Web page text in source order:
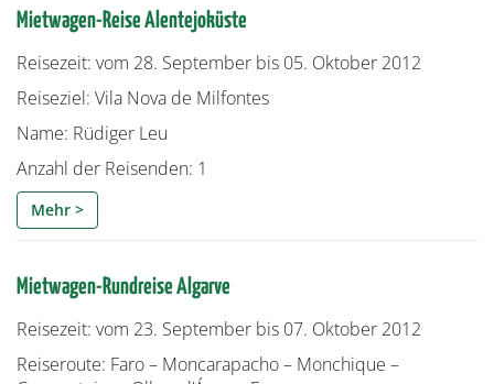
Mietwagen-Reise Alentejoküste
Reisezeit: vom 28. September bis 05. Oktober 2012
Reiseziel: Vila Nova de Milfontes
Name: Rüdiger Leu
Anzahl der Reisenden: 1
Mehr >
Mietwagen-Rundreise Algarve
Reisezeit: vom 23. September bis 07. Oktober 2012
Reiseroute: Faro – Moncarapacho – Monchique –